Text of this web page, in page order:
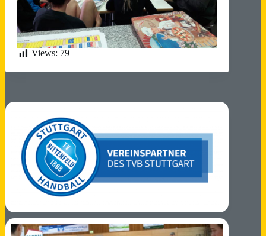
Views: 79